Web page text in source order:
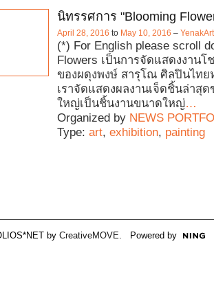
นิทรรศการ "Blooming
April 28, 2016 to May 10, 2016 –
(*) For English please scroll
Flowers เป็นการจัดแสดงงานโ
ของผดุงพงษ์ สารุโณ ศิลปินไทย
เราจัดแสดงผลงานเจ็ดชิ้นล่าสุด
ใหญ่เป็นชิ้นงานขนาดใหญ่…
Organized by NEWS
Type: art, exhibition, painting
by CreativeMOVE . Powered by